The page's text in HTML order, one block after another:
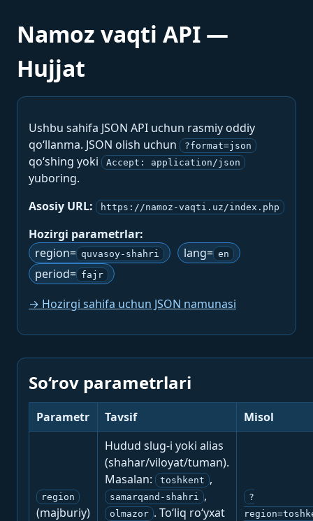
Namoz vaqti API —
Hujjat
Ushbu sahifa JSON API uchun rasmiy oddiy
qo‘llanma. JSON olish uchun
?format=json
qo‘shing yoki Accept: application/json
yuboring.
Asosiy URL:
https://namoz-vaqti.uz/index.php
Hozirgi parametrlar:
region= quvasoy-shahri lang= en
period= fajr
→ Hozirgi sahifa uchun JSON namunasi
So‘rov parametrlari
Parametr Tavsif Misol
region
(majburiy)
Hudud slug-i yoki alias
(shahar/viloyat/tuman).
Masalan:
toshkent ,
samarqand-shahri ,
olmazor . To‘liq ro‘yxat
?